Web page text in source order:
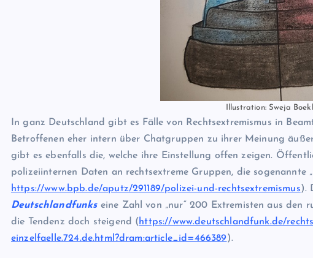
Illustration: Sweja
In ganz Deutschland gibt es Fälle von Rechtsextremismus in
Betroffenen eher intern über Chatgruppen zu ihrer Meinung
gibt es ebenfalls die, welche ihre Einstellung offen zeigen.
polizeiinternen Daten an rechtsextreme Gruppen, die sogenannte
https://www.bpb.de/aputz/291189/polizei-und-rechtsextremismus).
Deutschlandfunkseine Zahl von „nur“ 200 Extremisten aus den
die Tendenz doch steigend (https://www.deutschlandfunk.de/
einzelfaelle.724.de.html?dram:article_id=466389).